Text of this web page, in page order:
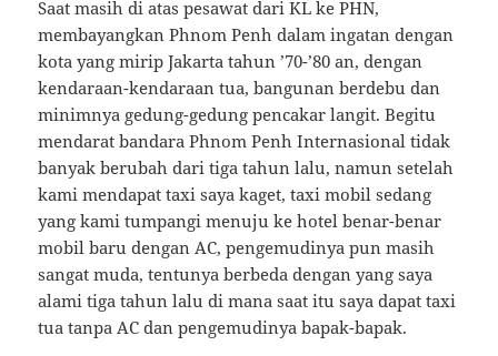
Saat masih di atas pesawat dari KL ke PHN,
membayangkan Phnom Penh dalam ingatan dengan
kota yang mirip Jakarta tahun ’70-’80 an, dengan
kendaraan-kendaraan tua, bangunan berdebu dan
minimnya gedung-gedung pencakar langit. Begitu
mendarat bandara Phnom Penh Internasional tidak
banyak berubah dari tiga tahun lalu, namun setelah
kami mendapat taxi saya kaget, taxi mobil sedang
yang kami tumpangi menuju ke hotel benar-benar
mobil baru dengan AC, pengemudinya pun masih
sangat muda, tentunya berbeda dengan yang saya
alami tiga tahun lalu di mana saat itu saya dapat taxi
tua tanpa AC dan pengemudinya bapak-bapak.